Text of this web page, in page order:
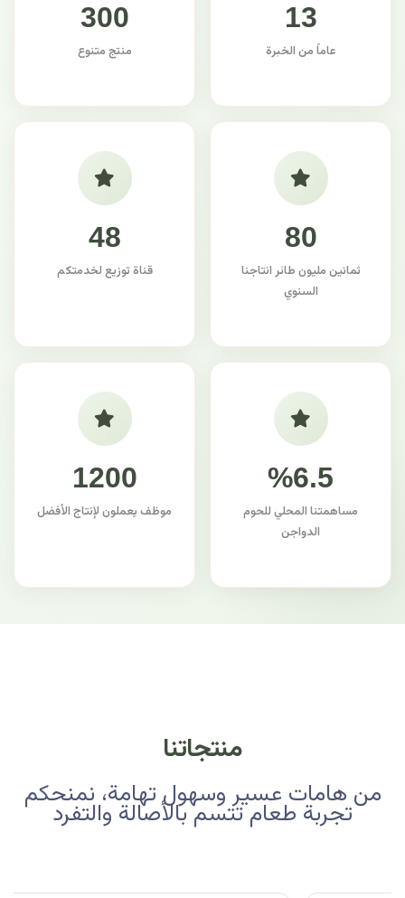
13
عاماً من الخبرة
300
منتج متنوع
80
ثمانين مليون طائر انتاجنا
السنوي
48
قناة توزيع لخدمتكم
%6.5
مساهمتنا المحلي للحوم
الدواجن
1200
موظف يعملون لإنتاج الأفضل
منتجاتنا
من هامات عسير وسهول تهامة، نمنحكم
تجربة طعام تتسم بالأصالة والتفرد